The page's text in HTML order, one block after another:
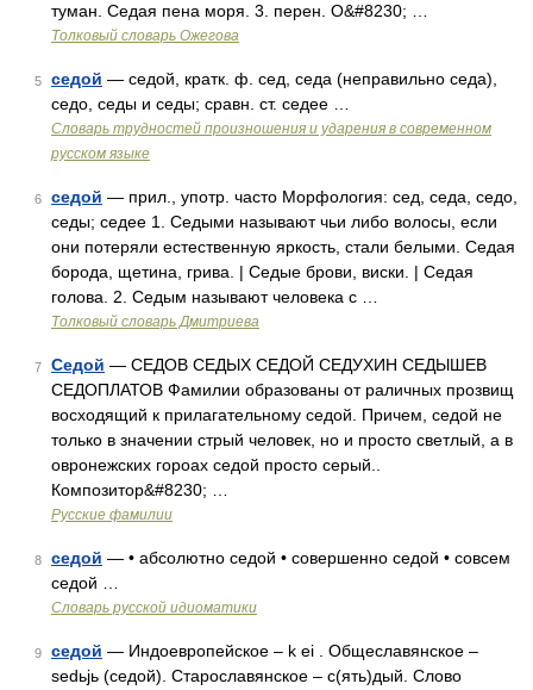
туман. Седая пена моря. 3. перен. О&#8230; …
Толковый словарь Ожегова
5 седой — седой, кратк. ф. сед, седа (неправильно седа),
седо, седы и седы; сравн. ст. седее …
Словарь трудностей произношения и ударения в современном
русском языке
6 седой — прил., употр. часто Морфология: сед, седа, седо,
седы; седее 1. Седыми называют чьи либо волосы, если
они потеряли естественную яркость, стали белыми. Седая
борода, щетина, грива. | Седые брови, виски. | Седая
голова. 2. Седым называют человека с …
Толковый словарь Дмитриева
7 Седой — СЕДОВ СЕДЫХ СЕДОЙ СЕДУХИН СЕДЫШЕВ
СЕДОПЛАТОВ Фамилии образованы от раличных прозвищ
восходящий к прилагательному седой. Причем, седой не
только в значении стрый человек, но и просто светлый, а в
овронежских гороах седой просто серый..
Композитор&#8230; …
Русские фамилии
8 седой — • абсолютно седой • совершенно седой • совсем
седой …
Словарь русской идиоматики
9 седой — Индоевропейское – k ei . Общеславянское –
sedьjь (седой). Старославянское – с(ять)дый. Слово